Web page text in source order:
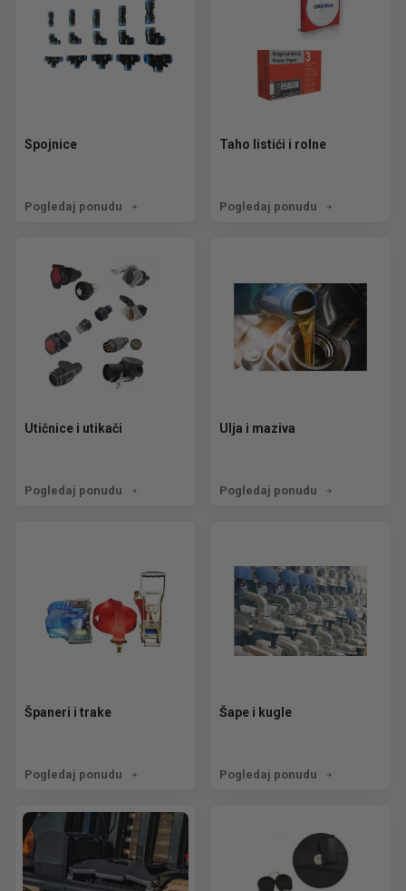
Spojnice
Pogledaj ponudu
Taho listići i rolne
Pogledaj ponudu
Utičnice i utikači
Pogledaj ponudu
Ulja i maziva
Pogledaj ponudu
Španeri i trake
Pogledaj ponudu
Šape i kugle
Pogledaj ponudu